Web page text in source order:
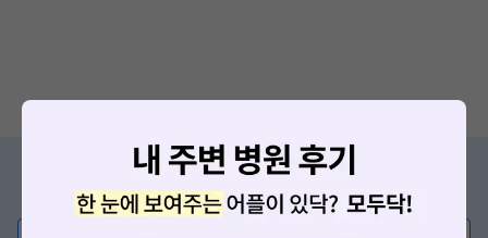
증상/치료, 궁금한 점이 있나요?
의사가 직접 답해드려요!